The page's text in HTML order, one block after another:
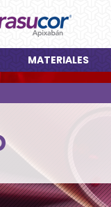
MATERIALES